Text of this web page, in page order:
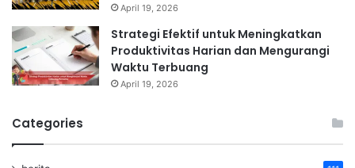
April 19, 2026
Strategi Efektif untuk Meningkatkan
Produktivitas Harian dan Mengurangi
Waktu Terbuang
April 19, 2026
Categories